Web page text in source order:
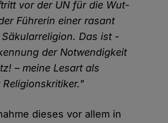
vor der UN für die Wut-
Führerin einer rasant
Das ist -
der Notwendigkeit
– meine Lesart als
dieses vor allem in